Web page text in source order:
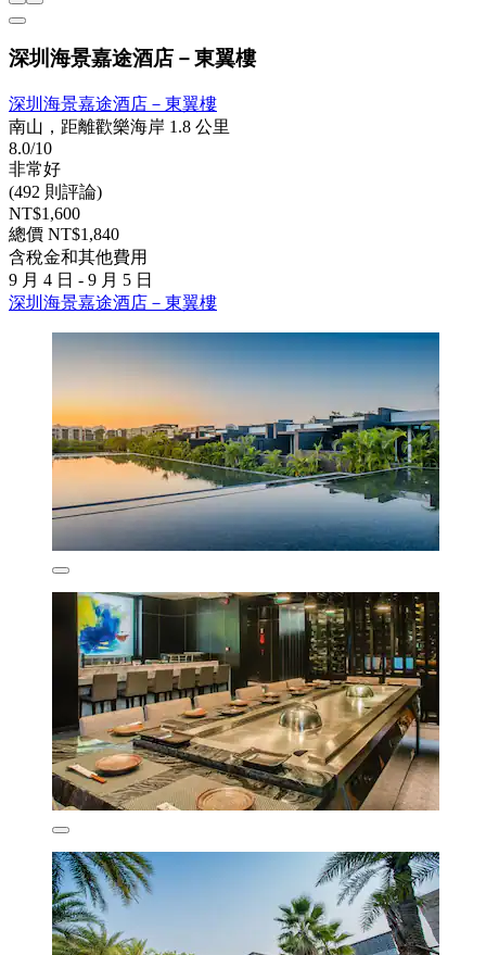
深圳海景嘉途酒店－東翼樓
深圳海景嘉途酒店－東翼樓
南山，距離歡樂海岸 1.8 公里
8.0/10
非常好
(492 則評論)
NT$1,600
總價 NT$1,840
含稅金和其他費用
9 月 4 日 - 9 月 5 日
深圳海景嘉途酒店－東翼樓